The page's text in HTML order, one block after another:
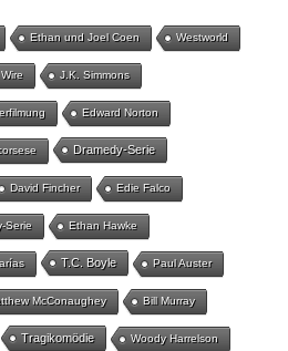
Ethan und Joel Coen Westworld
J.K. Simmons
Edward Norton
Dramedy-Serie
David Fincher Edie Falco
Serie Ethan Hawke
T.C. Boyle Paul Auster
McConaughey Bill Murray
Tragikomödie Woody Harrelson